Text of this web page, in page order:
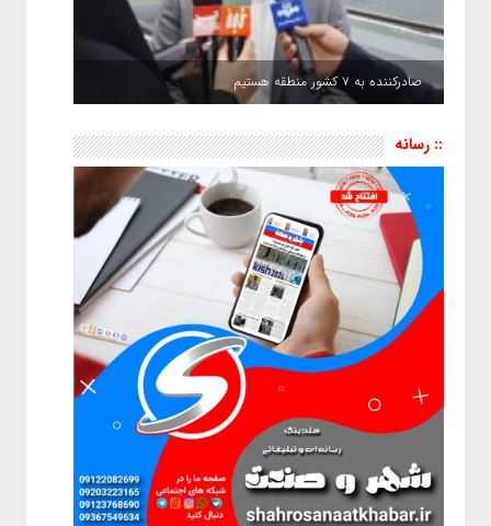
صادرکننده به ۷ کشور منطقه هستیم
:: رسانه